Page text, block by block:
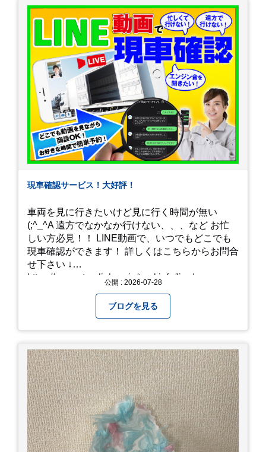
現車確認サービス！大好評！
車両を見に行きたいけど見に行く時間が無い
(;^_^A 遠方でなかなか行けない、、、など お忙
しい方必見！！ LINE動画で、いつでもどこでも
現車確認ができます！ 詳しくはこちらからお問合
せ下さい ↓
https://www.steerlink.co.jp/truckinfo/live/
公開 : 2026-07-28
ブログを見る